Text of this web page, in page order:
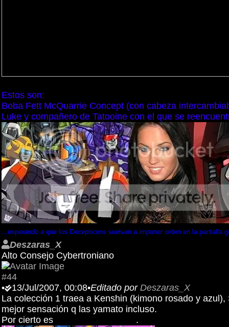
Estos son:
Boba Fett McQuarrie Concept (con cabeza
Luke y compañero de Tatooine con el que se
...esperando a que los Decepticons vuelvan a imponer orden en la pantalla
Deszaras_X
Alto Consejo Cybertroniano
#44
•
13/Jul/2007, 00:08•Editado por Deszaras_X
La colección 1 traea a Kenshin (kimono rosado y
mejor sensación q las yamato incluso.
Por cierto es
.